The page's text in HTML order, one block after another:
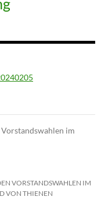
im
VORSTANDSWAHLEN IM
VON THIENEN